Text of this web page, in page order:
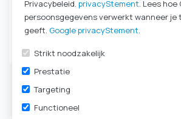
Maat
medium
Komt ook voor in
Privacybeleid. privacyStement . Lees
persoonsgegevens verwerkt wanneer je
geeft. Google privacyStement
Strikt noodzakelijk
Prestatie
Targeting
Functioneel